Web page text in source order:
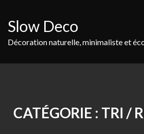
content
Slow Deco
Décoration naturelle, minimaliste et
CATÉGORIE : TRI /